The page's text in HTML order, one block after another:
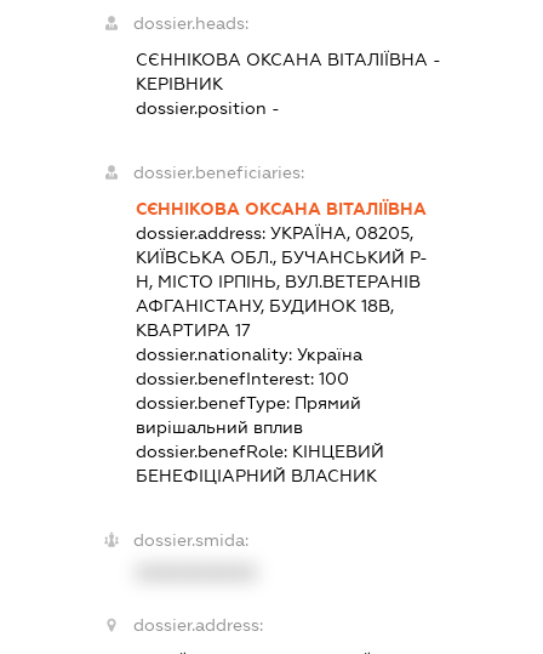
dossier.heads:
СЄННІКОВА ОКСАНА ВІТАЛІЇВНА -
КЕРІВНИК
dossier.position -
dossier.beneficiaries:
СЄННІКОВА ОКСАНА ВІТАЛІЇВНА
dossier.address: УКРАЇНА, 08205,
КИЇВСЬКА ОБЛ., БУЧАНСЬКИЙ Р-
Н, МІСТО ІРПІНЬ, ВУЛ.ВЕТЕРАНІВ
АФГАНІСТАНУ, БУДИНОК 18В,
КВАРТИРА 17
dossier.nationality: Україна
dossier.benefInterest: 100
dossier.benefType: Прямий
вирішальний вплив
dossier.benefRole: КІНЦЕВИЙ
БЕНЕФІЦІАРНИЙ ВЛАСНИК
dossier.smida:
dossier.address: